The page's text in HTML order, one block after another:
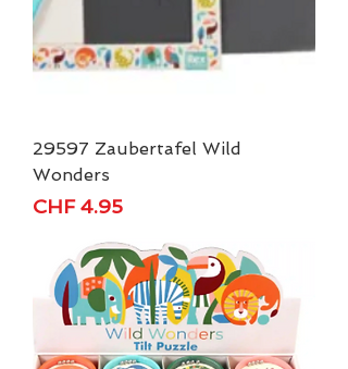
29597 Zaubertafel Wild
Wonders
Price
CHF 4.95